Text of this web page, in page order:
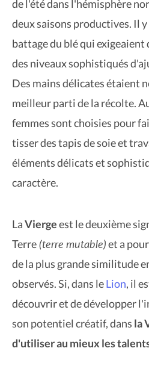
de l'été dans l'hémisphère
deux saisons productives. Il
battage du blé qui
des niveaux sophistiqués
Des mains délicates étaient
meilleur parti de la récolte.
femmes sont choisies pour
tisser des tapis de soie et
éléments délicats et
caractère.
LaViergeest le deuxième
Terre(terre mutable)et a
de la plus grande similitude
observés. Si, dans leLion, il
découvrir et de développer
son potentiel créatif, dans la
d'utiliser au mieux les